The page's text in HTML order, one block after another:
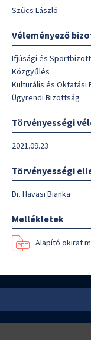
Szűcs László
Véleményező
Ifjúsági és
Közgyűlés
Kulturális és Oktatási
Ügyrendi Bizottság
Törvényességi
2021.09.23
Törvényességi
Dr. Havasi Bianka
Mellékletek
Alapító okirat